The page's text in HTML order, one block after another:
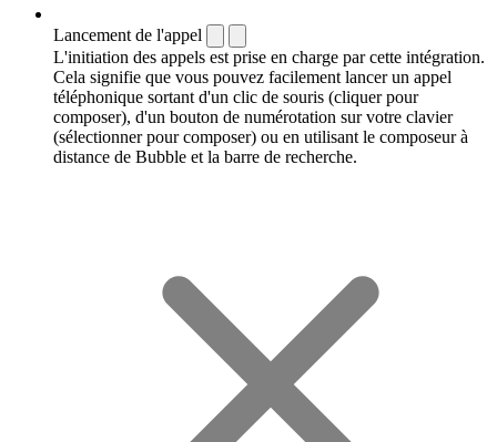
Lancement de l'appel
L'initiation des appels est prise en charge par cette intégration.
Cela signifie que vous pouvez facilement lancer un appel
téléphonique sortant d'un clic de souris (cliquer pour
composer), d'un bouton de numérotation sur votre clavier
(sélectionner pour composer) ou en utilisant le composeur à
distance de Bubble et la barre de recherche.